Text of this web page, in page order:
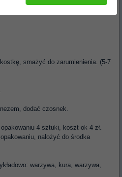
smażyć do zarumienienia. (5-7
dodać czosnek.
4 sztuki, koszt ok 4 zł.
nałożyć do środka
warzywa, kura, warzywa,